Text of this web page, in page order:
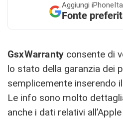
Aggiungi
Fonte
GsxWarranty consente di
lo stato della garanzia dei
semplicemente inserendo
Le info sono molto
anche i dati relativi